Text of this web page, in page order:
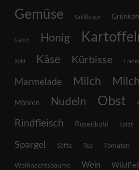
Gemüse Grillfleisch
Gänse Honig
Kohl Käse Kürbisse
Marmelade Milch
Möhren Nudeln Obst
Rindfleisch Rosenkohl Salat
Spargel Säfte Tee Tomaten
Weihnachtsbäume Wein